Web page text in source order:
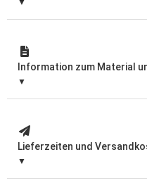
Information zum Material
Lieferzeiten und